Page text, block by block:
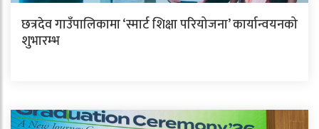
छत्रदेव गाउँपालिकामा ‘स्मार्ट शिक्षा परियोजना’ कार्यान्वयनको
शुभारम्भ